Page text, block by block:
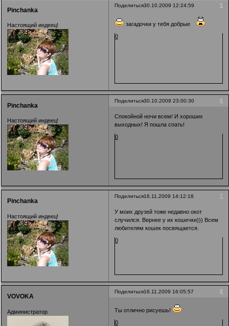
Поделиться 5
30.10.2009 12:24:59
Pinchanka
Настоящий индеец!
загадочки у тебя добрые
0
Поделиться 6
30.10.2009 23:00:30
Pinchanka
Настоящий индеец!
Спокойной ночи всем! И хороших
выходных! Я пошла спать!
0
Поделиться 7
16.11.2009 14:12:18
Pinchanka
Настоящий индеец!
У моих друзей тоже недавно окот
случился. Вернее у их кошечки))) Всем
любителям кошек посвящается.
0
Поделиться 8
16.11.2009 16:05:57
VOVOKA
Администратор
Ты отлично рисуешь!
0